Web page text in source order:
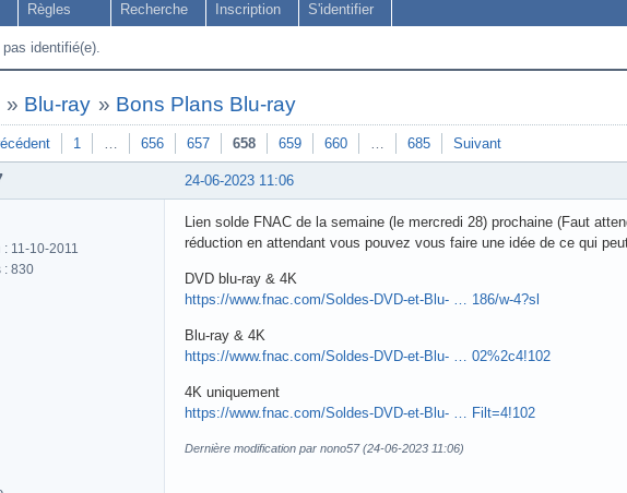
Règles Recherche Inscription S'identifier
identifié(e).
» Blu-ray » Bons Plans Blu-ray
1 … 656 657 658 659 660 … 685 Suivant
24-06-2023 11:06
: 11-10-2011
: 830
Lien solde FNAC de la semaine (le mercredi 28) prochaine (Faut
réduction en attendant vous pouvez vous faire une idée de ce qui
DVD blu-ray & 4K
https://www.fnac.com/Soldes-DVD-et-Blu- … 186/w-4?sl
Blu-ray & 4K
https://www.fnac.com/Soldes-DVD-et-Blu- … 02%2c4!102
4K uniquement
https://www.fnac.com/Soldes-DVD-et-Blu- … Filt=4!102
Dernière modification par nono57 (24-06-2023 11:06)